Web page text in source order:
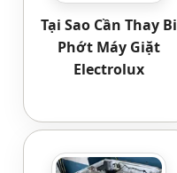
Tại Sao Cần Thay Bi
Phớt Máy Giặt
Electrolux